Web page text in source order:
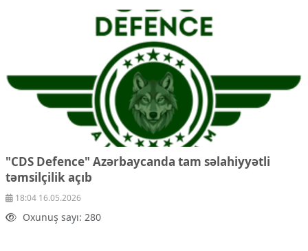
"CDS Defence" Azərbaycanda tam səlahiyyətli
təmsilçilik açıb
18:04 16.05.2026
Oxunuş sayı: 280